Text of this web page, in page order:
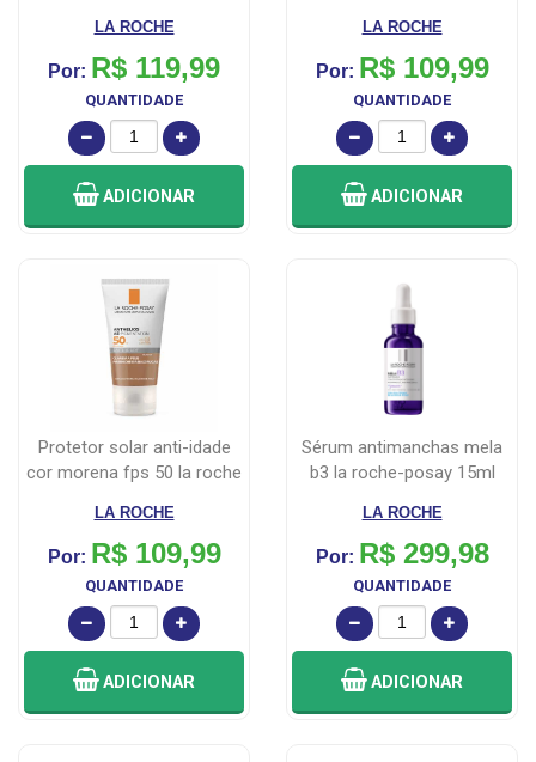
LA ROCHE
Por: R$ 119,99
QUANTIDADE
ADICIONAR
LA ROCHE
Por: R$ 109,99
QUANTIDADE
ADICIONAR
protetor solar anti-idade
cor morena fps 50 la roche
LA ROCHE
Por: R$ 109,99
QUANTIDADE
ADICIONAR
sérum antimanchas mela
b3 la roche-posay 15ml
LA ROCHE
Por: R$ 299,98
QUANTIDADE
ADICIONAR